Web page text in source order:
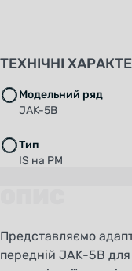
ТЕХНІЧНІ
Модельний ряд
JAK-5B
Тип
IS на PM
Представляємо
передній JAK-5B